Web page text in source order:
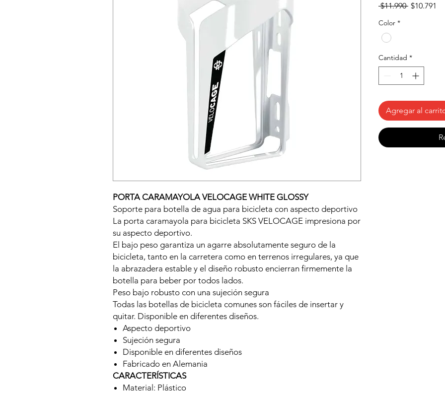
PORTA CARAMAYOLA VELOCAGE WHITE GLOSSY
Soporte para botella de agua para bicicleta con aspecto deportivo
La porta caramayola para bicicleta SKS VELOCAGE impresiona por
su aspecto deportivo.
El bajo peso garantiza un agarre absolutamente seguro de la
bicicleta, tanto en la carretera como en terrenos irregulares, ya que
la abrazadera estable y el diseño robusto encierran firmemente la
botella para beber por todos lados.
Peso bajo robusto con una sujeción segura
Todas las botellas de bicicleta comunes son fáciles de insertar y
quitar. Disponible en diferentes diseños.
Aspecto deportivo
Sujeción segura
Disponible en diferentes diseños
Fabricado en Alemania
CARACTERÍSTICAS
Material: Plástico
$11.990 Precio
$10.791
Color *
Cantidad *
Agregar al